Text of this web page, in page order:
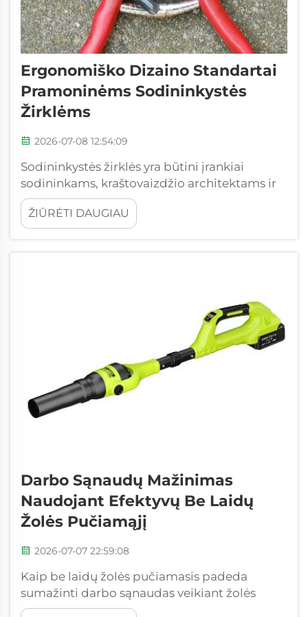
Ergonomiško Dizaino Standartai
Pramoninėms Sodininkystės
Žirklėms
2026-07-08 12:54:09
Sodininkystės žirklės yra būtini įrankiai
sodininkams, kraštovaizdžio architektams ir
žemės ūkio darbuotojams, kuriems reikia
palaikyti augalus sveikus, gerai suformuotus
ir derlingus. Ar tai būtų gėlių, krūmų ar
ŽIŪRĖTI DAUGIAU
Darbo Sąnaudų Mažinimas
Naudojant Efektyvų Be Laidų
Žolės Pučiamąjį
2026-07-07 22:59:08
Kaip be laidų žolės pučiamasis padeda
sumažinti darbo sąnaudas veikiant žolės
priežiūros srityje. Be laidų žolės pučiamasis